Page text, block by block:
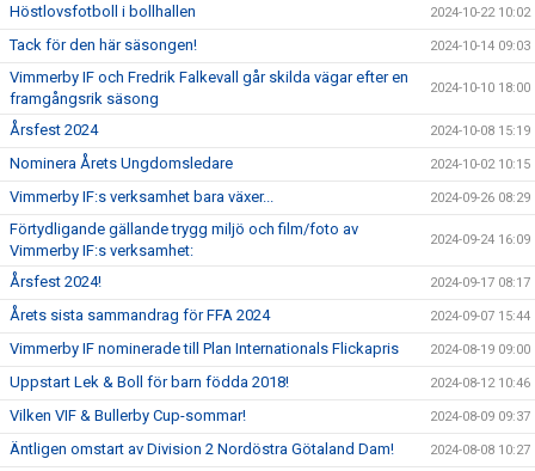
Höstlovsfotboll i bollhallen 2024-10-22 10:02
Tack för den här säsongen! 2024-10-14 09:03
Vimmerby IF och Fredrik Falkevall går skilda vägar efter en
framgångsrik säsong
2024-10-10 18:00
Årsfest 2024 2024-10-08 15:19
Nominera Årets Ungdomsledare 2024-10-02 10:15
Vimmerby IF:s verksamhet bara växer... 2024-09-26 08:29
Förtydligande gällande trygg miljö och film/foto av
Vimmerby IF:s verksamhet:
2024-09-24 16:09
Årsfest 2024! 2024-09-17 08:17
Årets sista sammandrag för FFA 2024 2024-09-07 15:44
Vimmerby IF nominerade till Plan Internationals Flickapris 2024-08-19 09:00
Uppstart Lek & Boll för barn födda 2018! 2024-08-12 10:46
Vilken VIF & Bullerby Cup-sommar! 2024-08-09 09:37
Äntligen omstart av Division 2 Nordöstra Götaland Dam! 2024-08-08 10:27